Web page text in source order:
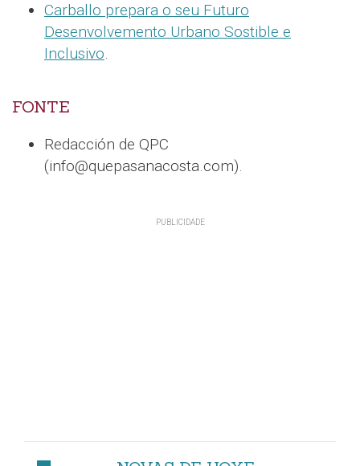
Carballo prepara o seu Futuro
Desenvolvemento Urbano Sostible e
Inclusivo.
FONTE
Redacción de QPC
(info@quepasanacosta.com).